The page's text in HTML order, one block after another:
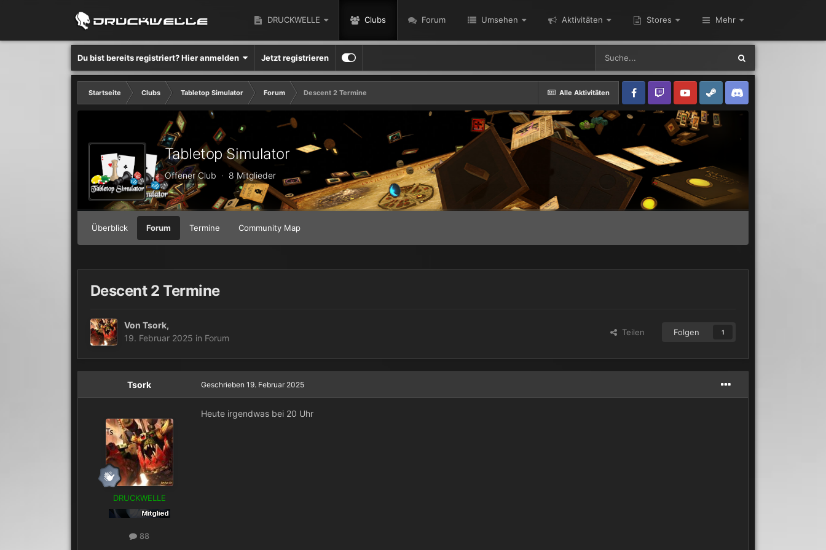
DRUCKWELLE Clubs Forum Umsehen Aktivitäten Stores Mehr
Du bist bereits registriert? Hier anmelden Jetzt registrieren
Alle Aktivitäten
Startseite Clubs Tabletop Simulator Forum Descent 2 Termine
Tabletop Simulator
Offener Club · 8 Mitglieder
Überblick Forum Termine Community Map
Descent 2 Termine
Von Tsork,
19. Februar 2025 in Forum
Teilen Folgen 1
Tsork
DRUCKWELLE
88
Geschrieben 19. Februar 2025
Heute irgendwas bei 20 Uhr